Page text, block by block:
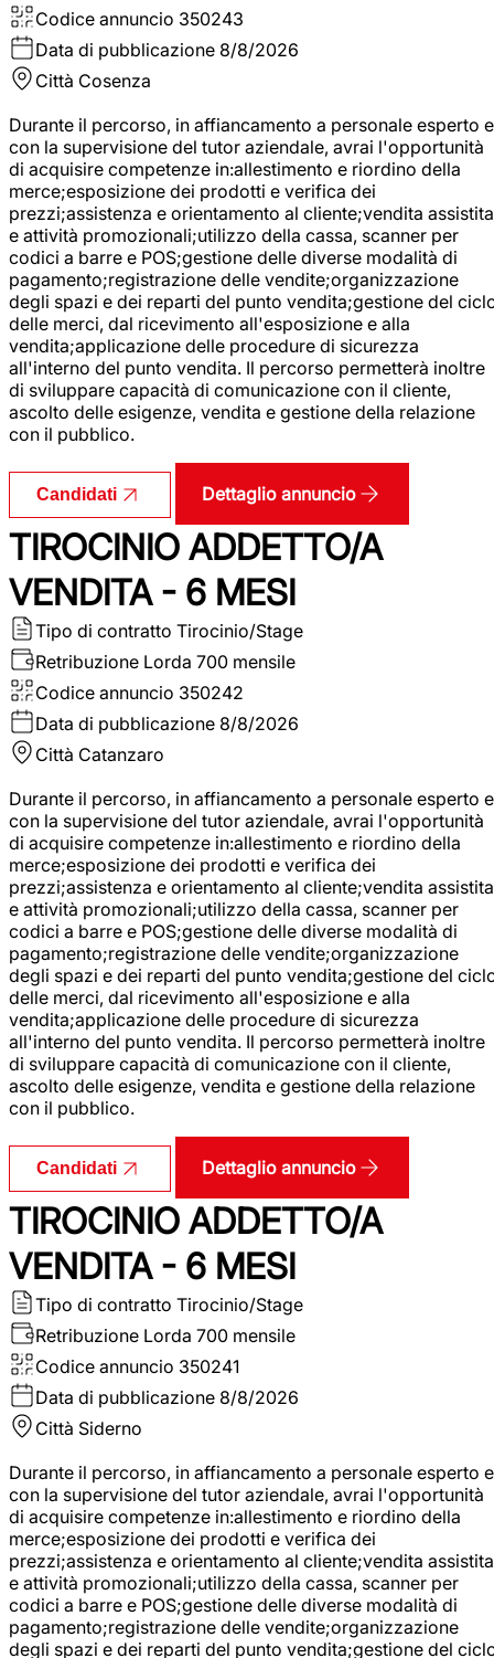
Codice annuncio 350243
Data di pubblicazione 8/8/2026
Città Cosenza
Durante il percorso, in affiancamento a personale esperto e
con la supervisione del tutor aziendale, avrai l'opportunità
di acquisire competenze in:allestimento e riordino della
merce;esposizione dei prodotti e verifica dei
prezzi;assistenza e orientamento al cliente;vendita assistita
e attività promozionali;utilizzo della cassa, scanner per
codici a barre e POS;gestione delle diverse modalità di
pagamento;registrazione delle vendite;organizzazione
degli spazi e dei reparti del punto vendita;gestione del
delle merci, dal ricevimento all'esposizione e alla
vendita;applicazione delle procedure di sicurezza
all'interno del punto vendita. Il percorso permetterà inoltre
di sviluppare capacità di comunicazione con il cliente,
ascolto delle esigenze, vendita e gestione della relazione
con il pubblico.
Candidati Dettaglio annuncio
TIROCINIO ADDETTO/A
VENDITA - 6 MESI
Tipo di contratto Tirocinio/Stage
Retribuzione Lorda 700 mensile
Codice annuncio 350242
Data di pubblicazione 8/8/2026
Città Catanzaro
Durante il percorso, in affiancamento a personale esperto e
con la supervisione del tutor aziendale, avrai l'opportunità
di acquisire competenze in:allestimento e riordino della
merce;esposizione dei prodotti e verifica dei
prezzi;assistenza e orientamento al cliente;vendita assistita
e attività promozionali;utilizzo della cassa, scanner per
codici a barre e POS;gestione delle diverse modalità di
pagamento;registrazione delle vendite;organizzazione
degli spazi e dei reparti del punto vendita;gestione del
delle merci, dal ricevimento all'esposizione e alla
vendita;applicazione delle procedure di sicurezza
all'interno del punto vendita. Il percorso permetterà inoltre
di sviluppare capacità di comunicazione con il cliente,
ascolto delle esigenze, vendita e gestione della relazione
con il pubblico.
Candidati Dettaglio annuncio
TIROCINIO ADDETTO/A
VENDITA - 6 MESI
Tipo di contratto Tirocinio/Stage
Retribuzione Lorda 700 mensile
Codice annuncio 350241
Data di pubblicazione 8/8/2026
Città Siderno
Durante il percorso, in affiancamento a personale esperto e
con la supervisione del tutor aziendale, avrai l'opportunità
di acquisire competenze in:allestimento e riordino della
merce;esposizione dei prodotti e verifica dei
prezzi;assistenza e orientamento al cliente;vendita assistita
e attività promozionali;utilizzo della cassa, scanner per
codici a barre e POS;gestione delle diverse modalità di
pagamento;registrazione delle vendite;organizzazione
degli spazi e dei reparti del punto vendita;gestione del